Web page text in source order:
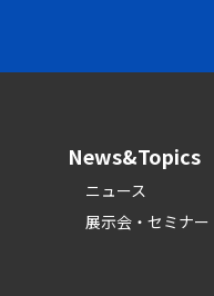
News&Topics
ニュース
展示会・セミナー